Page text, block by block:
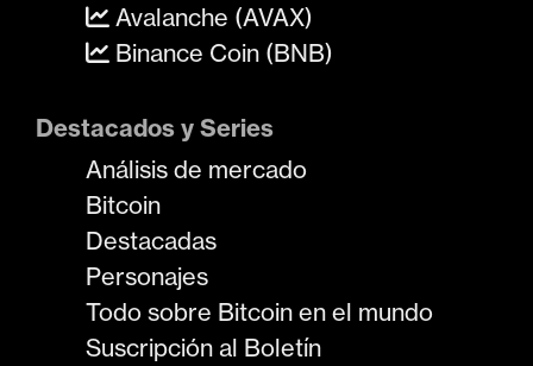
Avalanche (AVAX)
Binance Coin (BNB)
Destacados y Series
Análisis de mercado
Bitcoin
Destacadas
Personajes
Todo sobre Bitcoin en el mundo
Suscripción al Boletín